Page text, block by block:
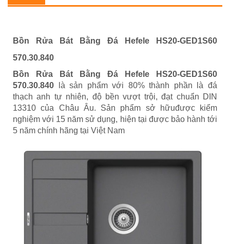
Bồn Rửa Bát Bằng Đá Hefele HS20-GED1S60
570.30.840
Bồn Rửa Bát Bằng Đá Hefele HS20-GED1S60
570.30.840
là sản phẩm với 80% thành phần là đá
thạch anh tự nhiên, độ bền vượt trội, đạt chuẩn DIN
13310 của Châu Âu. Sản phẩm sở hữuđược kiểm
nghiệm với 15 năm sử dụng, hiện tại được bảo hành tới
5 năm chính hãng tại Việt Nam